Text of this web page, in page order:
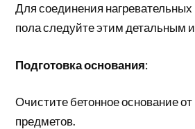
Для соединения нагревательных
пола следуйте этим детальным
Подготовка основания:
Очистите бетонное основание
предметов.